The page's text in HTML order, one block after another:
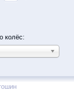
колёс: